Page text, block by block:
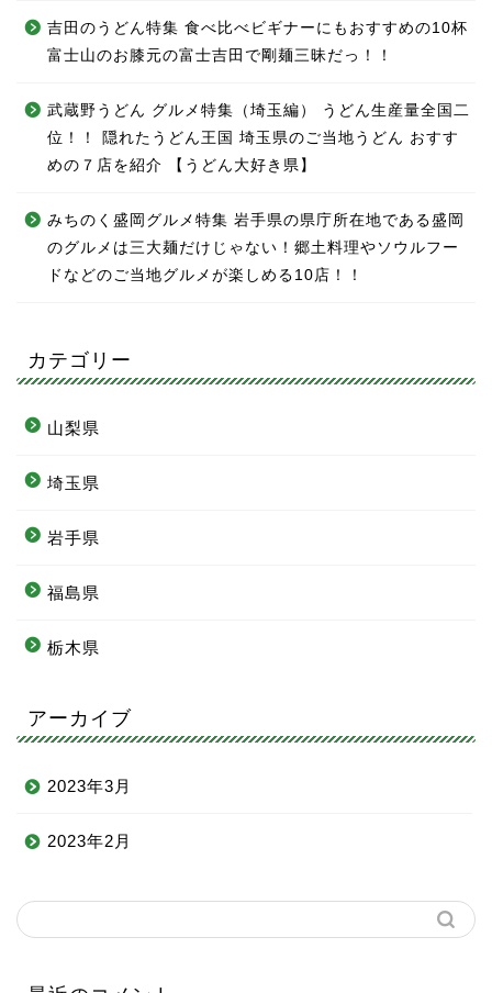
吉田のうどん特集 食べ比べビギナーにもおすすめの10杯
富士山のお膝元の富士吉田で剛麺三昧だっ！！
武蔵野うどん グルメ特集（埼玉編） うどん生産量全国二
位！！ 隠れたうどん王国 埼玉県のご当地うどん おすす
めの７店を紹介 【うどん大好き県】
みちのく盛岡グルメ特集 岩手県の県庁所在地である盛岡
のグルメは三大麺だけじゃない！郷土料理やソウルフー
ドなどのご当地グルメが楽しめる10店！！
カテゴリー
山梨県
埼玉県
岩手県
福島県
栃木県
アーカイブ
2023年3月
2023年2月